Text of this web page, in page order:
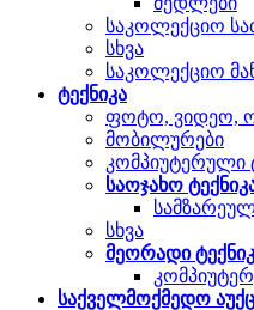
საკოლექციო
სხვა
საკოლექციო
ტექნიკა
ფოტო, ვიდეო,
მობილურები
კომპიუტერული
საოჯახო
სხვა
მეორადი
საქველმოქმედო